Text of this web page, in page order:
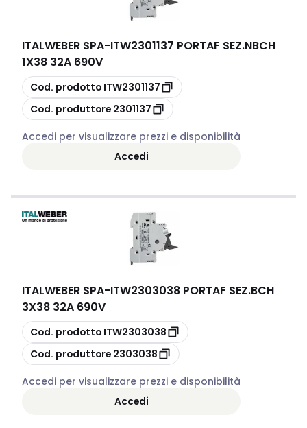
ITALWEBER SPA-ITW2301137 PORTAF SEZ.NBCH
1X38 32A 690V
copia
Cod. prodotto ITW2301137
copia
Cod. produttore 2301137
Accedi per visualizzare prezzi e disponibilità
Accedi
ITALWEBER SPA-ITW2303038 PORTAF SEZ.BCH
3X38 32A 690V
copia
Cod. prodotto ITW2303038
copia
Cod. produttore 2303038
Accedi per visualizzare prezzi e disponibilità
Accedi